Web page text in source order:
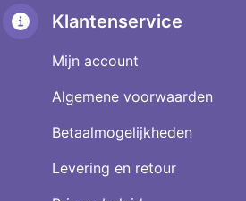
Klantenservice
Mijn account
Algemene voorwaarden
Betaalmogelijkheden
Levering en retour